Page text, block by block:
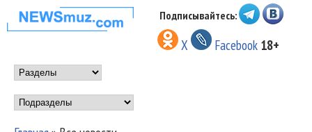
Перейти к основному
содержанию
НОВОСТИ
МУЗЫКИ И
ШОУ БИЗНЕСА
Подписывайтесь:
X Facebook 18+
Main menu
Подразделы